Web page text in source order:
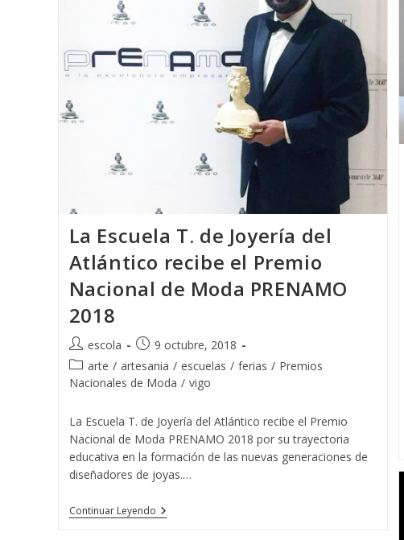
Realizando
Todos
Los
Países
Europa
Prácticas
Profesionales
La Escuela T. de Joyería del
Atlántico recibe el Premio
Nacional de Moda PRENAMO
2018
Autor
de
la
escola
Publicación
de
la
9 octubre, 2018
Categoría
de
entrada:
arte / artesania / escuelas / ferias / Premios
Nacionales de Moda / vigo
La Escuela T. de Joyería del Atlántico recibe el Premio
Nacional de Moda PRENAMO 2018 por su trayectoria
educativa en la formación de las nuevas generaciones de
diseñadores de joyas.…
Continuar LeyendoLa
Escuela